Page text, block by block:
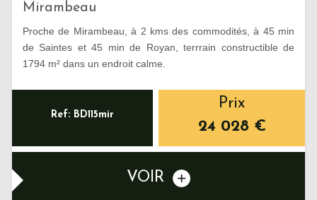
Mirambeau
Proche de Mirambeau, à 2 kms des commodités, à 45 min
de Saintes et 45 min de Royan, terrrain constructible de
1794 m² dans un endroit calme.
Ref: BD115mir
Prix
24 028 €
VOIR